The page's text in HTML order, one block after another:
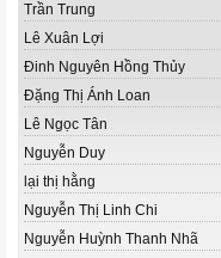
Trần Trung
Lê Xuân Lợi
Đinh Nguyên Hồng Thủy
Đặng Thị Ánh Loan
Lê Ngọc Tân
Nguyễn Duy
lại thị hằng
Nguyễn Thị Linh Chi
Nguyễn Huỳnh Thanh Nhã